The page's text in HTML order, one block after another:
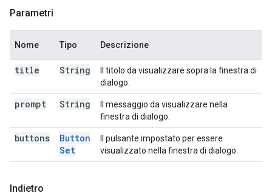
Parametri
Nome Tipo Descrizione
title String
Il titolo da visualizzare sopra la finestra di
dialogo.
prompt String
Il messaggio da visualizzare nella
finestra di dialogo.
buttons
Button
Set
Il pulsante impostato per essere
visualizzato nella finestra di dialogo.
Indietro